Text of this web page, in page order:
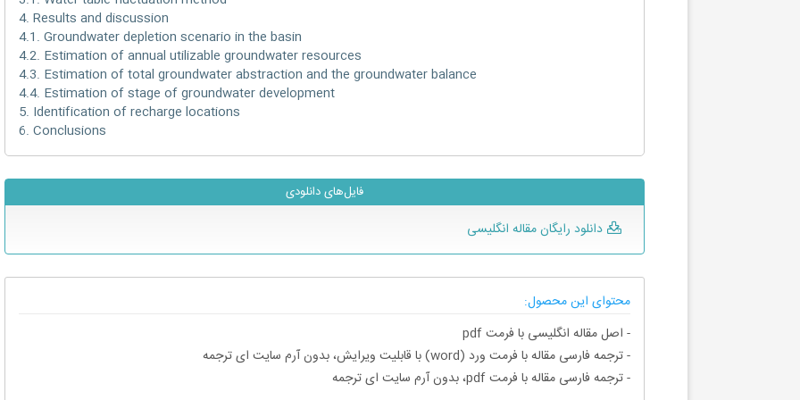
4. Results and discussion
4.1. Groundwater depletion scenario in the basin
4.2. Estimation of annual utilizable groundwater resources
4.3. Estimation of total groundwater abstraction and the groundwater balance
4.4. Estimation of stage of groundwater development
5. Identification of recharge locations
6. Conclusions
فایل‌های دانلودی
دانلود رایگان مقاله انگلیسی
محتوای این محصول:
- اصل مقاله انگلیسی با فرمت pdf
- ترجمه فارسی مقاله با فرمت ورد (word) با قابلیت ویرایش، بدون آرم سایت ای ترجمه
- ترجمه فارسی مقاله با فرمت pdf، بدون آرم سایت ای ترجمه